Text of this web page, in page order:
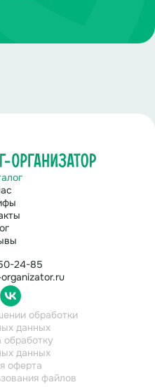
24-85
обработки
данных
обработку
данных
оферта
файлов